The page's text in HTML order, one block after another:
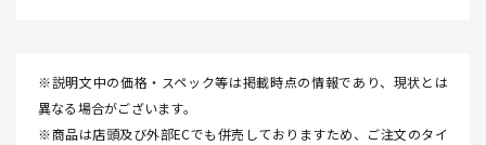
※説明文中の価格・スペック等は掲載時点の情報であり、現状とは
異なる場合がございます。
※商品は店頭及び外部ECでも併売しておりますため、ご注文のタイ